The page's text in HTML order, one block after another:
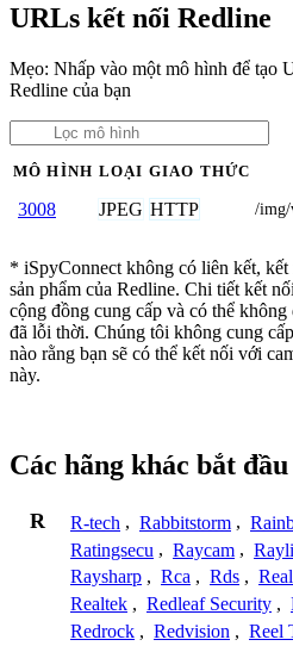
URLs kết nối Redline
Mẹo: Nhấp vào một mô hình để tạo
Redline của bạn
MÔ HÌNH LOẠI GIAO THỨC
3008 JPEG HTTP /img/
* iSpyConnect không có liên kết,
sản phẩm của Redline. Chi tiết kết
cộng đồng cung cấp và có thể
đã lỗi thời. Chúng tôi không cung
nào rằng bạn sẽ có thể kết nối với
này.
Các hãng khác bắt
R R-tech , Rabbitstorm ,
Ratingsecu , Raycam ,
Raysharp , Rca , Rds ,
Realtek , Redleaf Security ,
Redrock , Redvision , Reel